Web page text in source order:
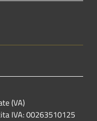
(VA)
IVA: 00263510125